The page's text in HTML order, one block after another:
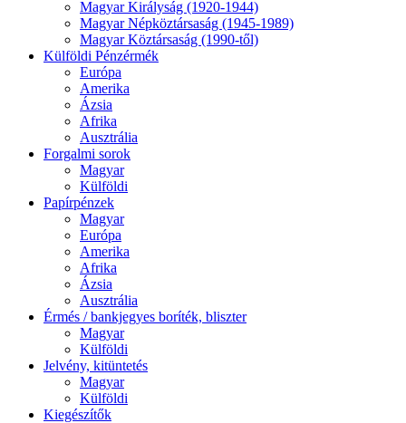
Magyar Királyság (1920-1944)
Magyar Népköztársaság (1945-1989)
Magyar Köztársaság (1990-től)
Külföldi Pénzérmék
Európa
Amerika
Ázsia
Afrika
Ausztrália
Forgalmi sorok
Magyar
Külföldi
Papírpénzek
Magyar
Európa
Amerika
Afrika
Ázsia
Ausztrália
Érmés / bankjegyes boríték, bliszter
Magyar
Külföldi
Jelvény, kitüntetés
Magyar
Külföldi
Kiegészítők